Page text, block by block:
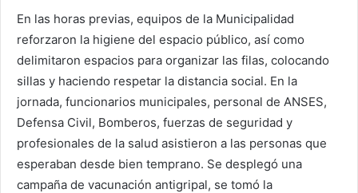
En las horas previas, equipos de la Municipalidad
reforzaron la higiene del espacio público, así como
delimitaron espacios para organizar las filas, colocando
sillas y haciendo respetar la distancia social. En la
jornada, funcionarios municipales, personal de ANSES,
Defensa Civil, Bomberos, fuerzas de seguridad y
profesionales de la salud asistieron a las personas que
esperaban desde bien temprano. Se desplegó una
campaña de vacunación antigripal, se tomó la